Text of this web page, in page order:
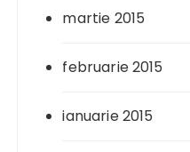
martie 2015
februarie 2015
ianuarie 2015